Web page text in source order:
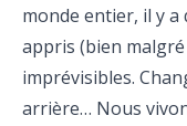
monde entier, il y a
appris (bien
imprévisibles.
arrière… Nous